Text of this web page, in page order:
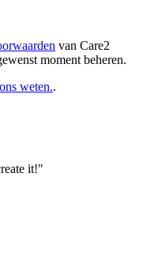
van Care2
moment beheren.
weten..
it!"